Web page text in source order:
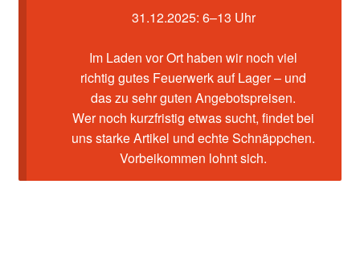
31.12.2025: 6–13 Uhr
Im Laden vor Ort haben wir noch viel
richtig gutes Feuerwerk auf Lager – und
das zu sehr guten Angebotspreisen.
Wer noch kurzfristig etwas sucht, findet bei
uns starke Artikel und echte Schnäppchen.
Vorbeikommen lohnt sich.